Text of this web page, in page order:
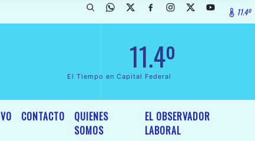
General y Legislativo, por Ordenanza NÂº 6236/19 del 11.4º
11.4º
El Tiempo en Capital Federal
CONTACTO
QUIENES
SOMOS
EL OBSERVADOR
LABORAL